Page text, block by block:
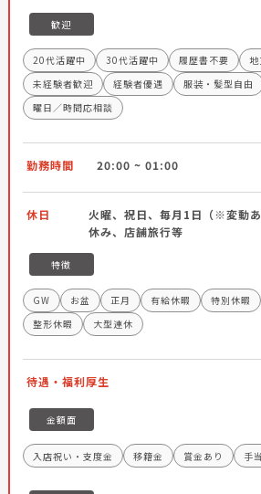
歓迎
20代活躍中 30代活躍中 履歴書不要
未経験者歓迎
経験者優遇 服装・髪型自由
曜日／時間応相談
勤務時間 20:00 ~ 01:00
休日
火曜、祝日、毎月1日（※変動
休み、店舗旅行等
特徴
GW お盆 正月 有給休暇 特別休暇
整形休暇
大型連休
待遇・福利厚生
金額面
入店祝い・支度金 移籍金 賞金あり 手